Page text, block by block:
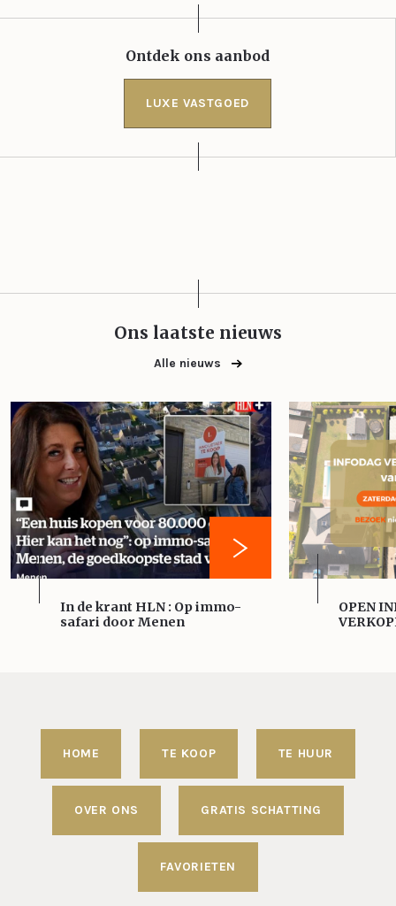
Ontdek ons aanbod
LUXE VASTGOED
Ons laatste nieuws
Alle nieuws
In de krant HLN : Op immo-
safari door Menen
OPEN
HOME TE KOOP TE HUUR
OVER ONS GRATIS SCHATTING
FAVORIETEN